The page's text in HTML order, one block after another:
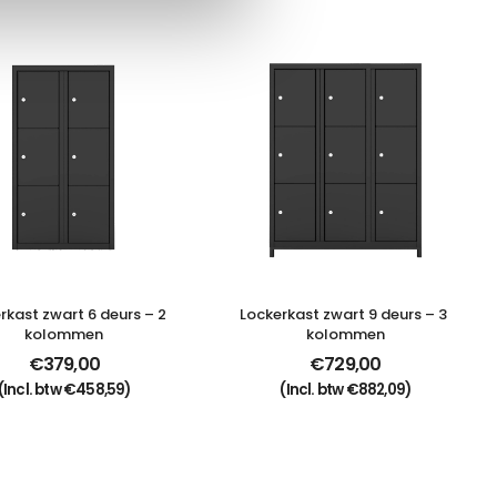
zwart 6 deurs – 2
kolommen
€379,00
btw€458,59)
Lockerkast zwart 9 deurs – 3
kolommen
€729,00
(Incl. btw€882,09)